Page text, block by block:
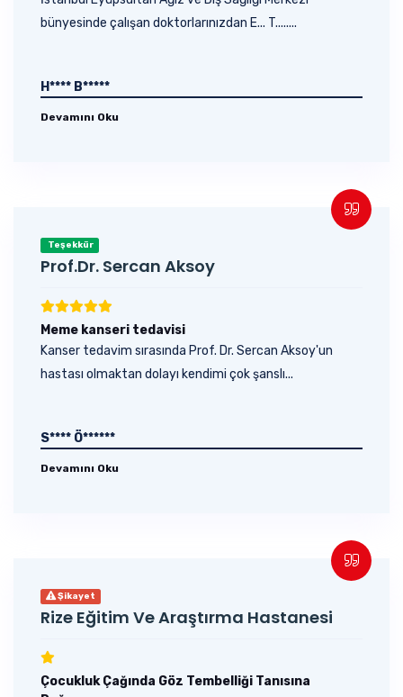
bünyesinde çalışan doktorlarınızdan E... T........
H**** B*****
Devamını Oku
Teşekkür
Prof.Dr. Sercan Aksoy
Meme kanseri tedavisi
Kanser tedavim sırasında Prof. Dr. Sercan Aksoy'un
hastası olmaktan dolayı kendimi çok şanslı...
S**** Ö******
Devamını Oku
Şikayet
Rize Eğitim Ve Araştırma Hastanesi
Çocukluk Çağında Göz Tembelliği Tanısına